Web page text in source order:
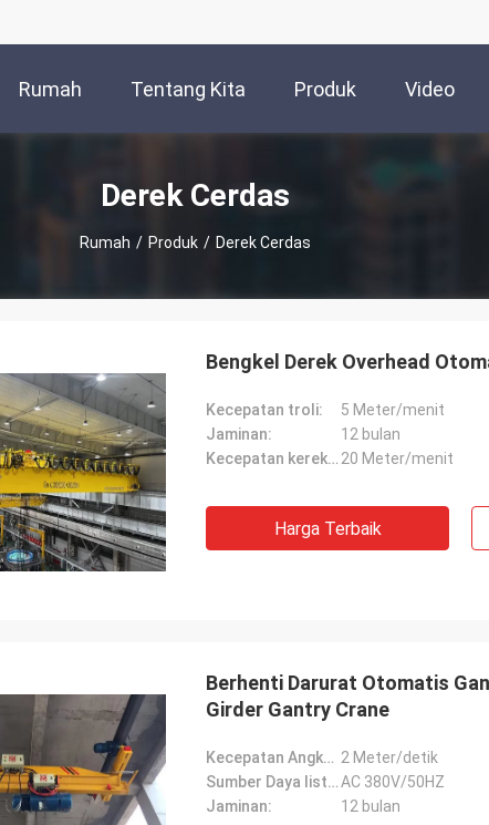
Rumah Tentang Kita Produk Video
Derek Cerdas
Rumah / Produk / Derek Cerdas
Bengkel Derek Overhead
Kecepatan troli:
5 Meter/menit
Jaminan:
12 bulan
Kecepatan kerekan: 20 Meter/menit
Harga Terbaik
Berhenti Darurat Otomatis
Girder Gantry Crane
Kecepatan Angkat: 2 Meter/detik
Sumber Daya listrik:AC 380V/50HZ
Jaminan:
12 bulan